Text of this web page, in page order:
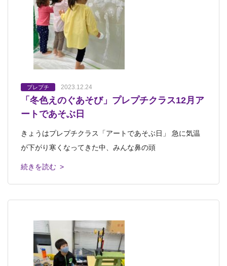
プレプチ 2023.12.24
「冬色えのぐあそび」プレプチクラス12月ア
ートであそぶ日
きょうはプレプチクラス「アートであそぶ日」 急に気温
が下がり寒くなってきた中、みんな鼻の頭
続きを読む >